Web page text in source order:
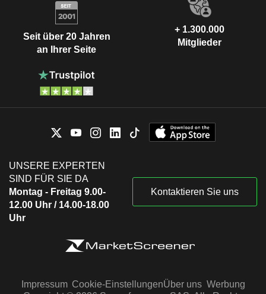
Seit über 20 Jahren
an Ihrer Seite
+ 1.300.000
Mitglieder
UNSERE EXPERTEN
SIND FÜR SIE DA
Montag - Freitag 9.00-
12.00 Uhr / 14.00-18.00
Uhr
Kontaktieren Sie uns
Impressum Cookie-EinstellungenÜber uns Werbung